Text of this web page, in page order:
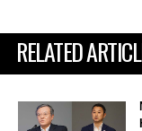
RELATED